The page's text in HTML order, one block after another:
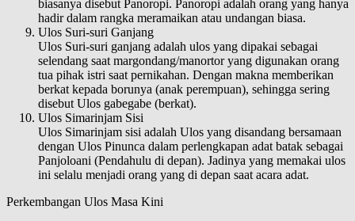
biasanya disebut Panoropi. Panoropi adalah orang yang hanya
hadir dalam rangka meramaikan atau undangan biasa.
Ulos Suri-suri Ganjang
Ulos Suri-suri ganjang adalah ulos yang dipakai sebagai
selendang saat margondang/manortor yang digunakan orang
tua pihak istri saat pernikahan. Dengan makna memberikan
berkat kepada borunya (anak perempuan), sehingga sering
disebut Ulos gabegabe (berkat).
Ulos Simarinjam Sisi
Ulos Simarinjam sisi adalah Ulos yang disandang bersamaan
dengan Ulos Pinunca dalam perlengkapan adat batak sebagai
Panjoloani (Pendahulu di depan). Jadinya yang memakai ulos
ini selalu menjadi orang yang di depan saat acara adat.
Perkembangan Ulos Masa Kini